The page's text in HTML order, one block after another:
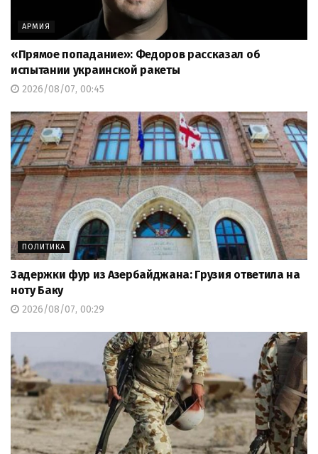
АРМИЯ
«Прямое попадание»: Федоров рассказал об
испытании украинской ракеты
2026/08/07, 00:45
ПОЛИТИКА
Задержки фур из Азербайджана: Грузия ответила на
ноту Баку
2026/08/07, 00:29